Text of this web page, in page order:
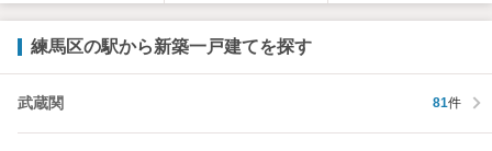
練馬区の駅から新築一戸建てを探す
武蔵関 81件